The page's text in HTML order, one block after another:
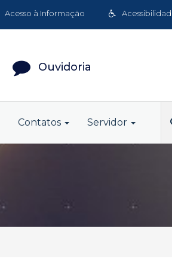
Acesso à Informação
Ouvidoria
Contatos Servidor